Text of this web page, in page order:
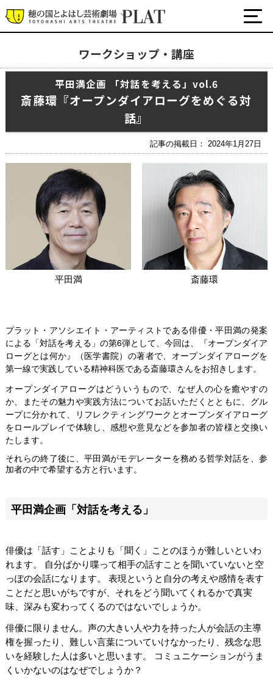
公式SNS
座席表 月間スケジュール
プラットニュース 出版物・映像
交通アクセス お問合せ
サイトマップ トップに戻る
ワークショップ・講座
平田満企画 「対話を考える」vol.6
斎藤環『オープンダイアローグをめぐる対
話』
記事の掲載日： 2024年1月27日
平田満 斎藤環
プラット・アソシエイト・アーティストである俳優・平田満の発案
による「対話を考える」の第6弾として、今回は、『オープンダイア
ローグとは何か』（医学書院）の著者で、オープンダイアローグを
第一線で実践している精神科医である斎藤環さんをお招きします。
オープンダイアローグはどういうもので、なぜ人の心を癒やすの
か、またその魅力や実践方法についてお話いただくとともに、グル
ープに分かれて、リフレクティングワークとオープンダイアローグ
をロールプレイで体験し、感想や意見などを参加者の皆様と交換い
たします。
それらの終了後に、平田満がモデレーターを務める哲学対話を、参
加者の中で希望する方と行います。
平田満企画「対話を考える」
俳優は「話す」ことよりも「聞く」ことのほうが難しいといわ
れます。 自分ばかり喋って相手の話すことを聞いていないと空
っぽの会話になります。 表現というと自分の考えや感情を表す
ことだと思いがちですが、それをどう聞いてくれるかで真実
味、深みも変わってくるのではないでしょうか。
俳優に限りません。声の大きい人や力を持った人が会話の主導
権を握ったり、難しい言葉についていけなかったり、残念な思
いを経験した人は多いと思います。 コミュニケーションがうま
くいかないのはなぜでしょうか？
最新の公演・イベント情報
演劇・ダンス・音楽など
プラットについて
チケット・座席表・鑑賞サポートなど
施設の利用について
サポート
関連団体・施設